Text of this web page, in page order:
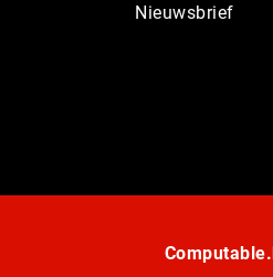
Nieuwsbrief